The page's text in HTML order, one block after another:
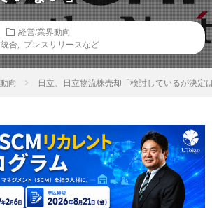
経営/業界動向
合
プレスリリースなど
向 日立、日立物流株売却「検討しているが決定